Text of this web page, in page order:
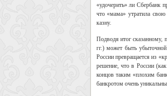
«удочерить» ли Сбербанк
что «мама» утратила свою
казну.
Подводя итог сказанному,
гг.) может быть
России превращается из
решение, что в России
концов таким «плохим
банкротом очень